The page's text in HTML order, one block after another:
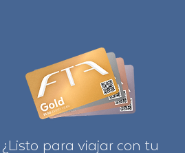
¿Listo para viajar con tu